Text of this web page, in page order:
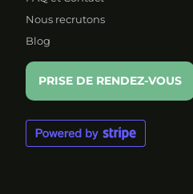
Nous recrutons
Blog
PRISE DE RENDEZ-VOUS